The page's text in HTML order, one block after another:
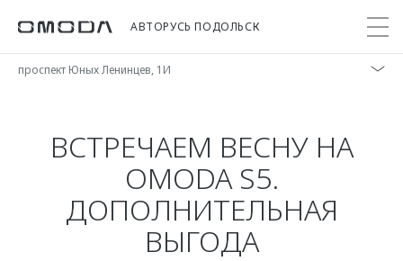
АВТОРУСЬ ПОДОЛЬСК
проспект Юных Ленинцев, 1И
от 2 299 000 ₽*
Выбор и покупка
Сравнить комплектации
Записаться на тест-драйв
Записаться на сервис
ВСТРЕЧАЕМ ВЕСНУ НА
OMODA S5.
ДОПОЛНИТЕЛЬНАЯ
ВЫГОДА